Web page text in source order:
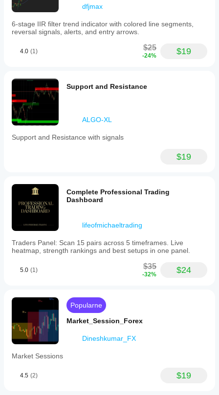
dfjmax
6-stage IIR filter trend indicator with colored line segments,
reversal signals, alerts, and entry arrows.
4.0 (1) $25
-24% $19
Support and Resistance
ALGO-XL
Support and Resistance with signals
$19
Complete Professional Trading
Dashboard
lifeofmichaeltrading
Traders Panel: Scan 15 pairs across 5 timeframes. Live
heatmap, strength rankings and best setups in one panel.
5.0 (1) $35
-32% $24
Popularne
Market_Session_Forex
Dineshkumar_FX
Market Sessions
4.5 (2) $19